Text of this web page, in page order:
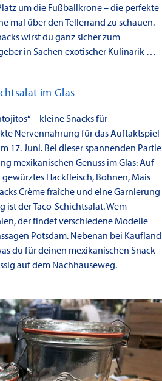
um die Fußballkrone – die perfekte
mal über den Tellerrand zu schauen.
wirst du ganz sicher zum
in Sachen exotischer Kulinarik …
im Glas
– kleine Snacks für
Nervennahrung für das Auftaktspiel
17. Juni. Bei dieser spannenden Partie
mexikanischen Genuss im Glas: Auf
Hackfleisch, Bohnen, Mais
Crème fraîche und eine Garnierung
ist der Taco-Schichtsalat. Wem
der findet verschiedene Modelle
Potsdam. Nebenan bei Kaufland
du für deinen mexikanischen Snack
auf dem Nachhauseweg.